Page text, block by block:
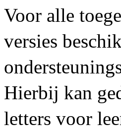
Voor alle
versies
Hierbij kan
letters voor